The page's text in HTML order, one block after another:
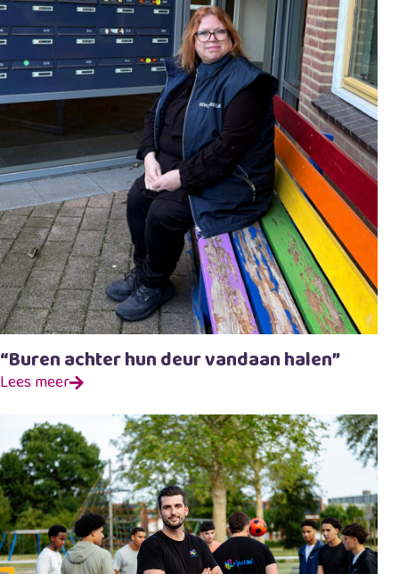
“Buren achter hun deur vandaan halen”
Lees meer